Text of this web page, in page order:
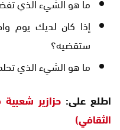
إذا كان لديك يوم
ستقضيه؟
ما هو الشيء الذي
اطلع على: حزازير
الثقافي)